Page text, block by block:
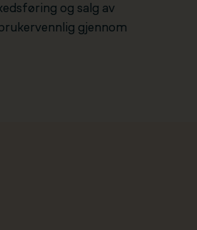
og salg av
gjennom